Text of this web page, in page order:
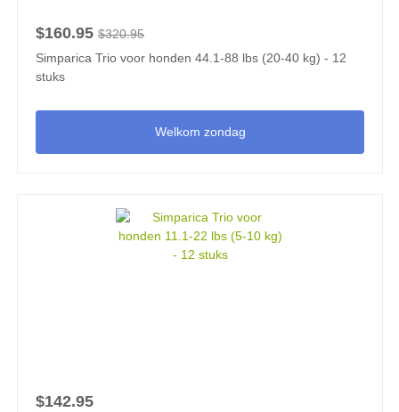
$160.95 $320.95
Simparica Trio voor honden 44.1-88 lbs (20-40 kg) - 12
stuks
Welkom zondag
$142.95